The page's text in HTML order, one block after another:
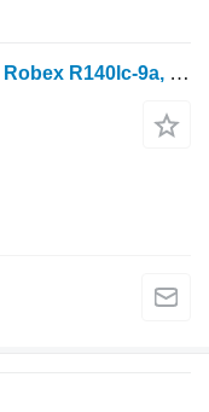
Hyundai Cárter de aceite de motor Robex R140lc-9a, R160lc-9a, cárter Zuac-00439, 3717 3717E311 bandeja de aceite del motor